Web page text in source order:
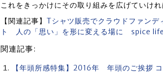
これをきっかけにその取り組みを広げていけれ
【関連記事】 Tシャツ販売でクラウドファン
ト 人の「思い」を形に変える場に spice life
関連記事:
【年頭所感特集】2016年 年頭のご挨拶